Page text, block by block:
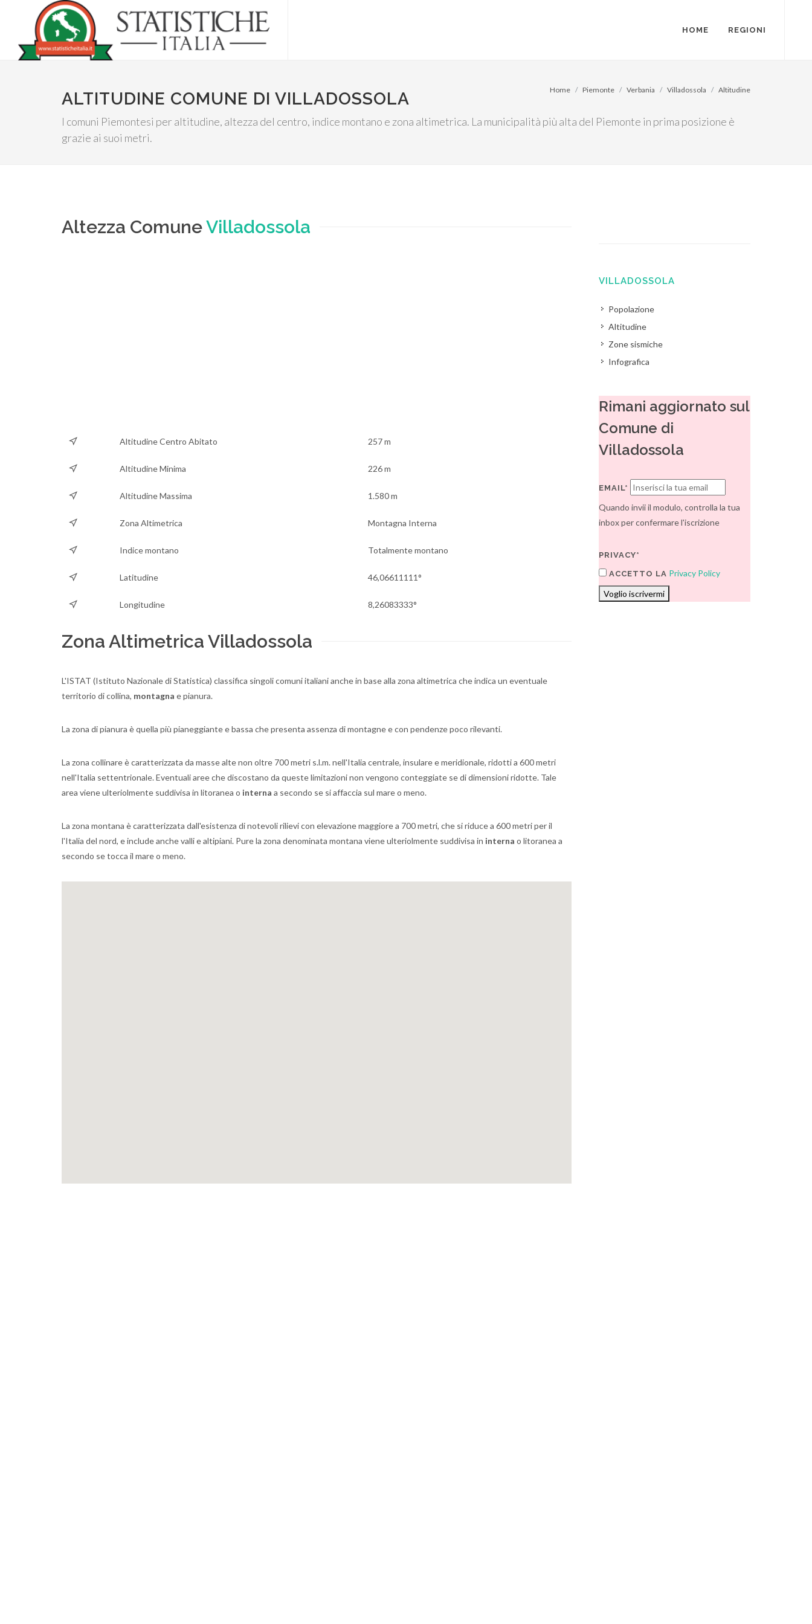
HOME REGIONI
ALTITUDINE COMUNE DI VILLADOSSOLA
I comuni Piemontesi per altitudine, altezza del centro, indice montano e zona altimetrica. La municipalità più alta del Piemonte in prima posizione è
grazie ai suoi metri.
Home Piemonte Verbania Villadossola Altitudine
Altezza ComuneVilladossola
Altitudine Centro Abitato 257 m
Altitudine Minima 226 m
Altitudine Massima 1.580 m
Zona Altimetrica Montagna Interna
Indice montano Totalmente montano
Latitudine 46,06611111°
Longitudine 8,26083333°
Zona Altimetrica Villadossola
L'ISTAT (Istituto Nazionale di Statistica) classifica singoli comuni italiani anche in base alla zona altimetrica che indica un eventuale
territorio di collina, montagna e pianura.
La zona di pianura è quella più pianeggiante e bassa che presenta assenza di montagne e con pendenze poco rilevanti.
La zona collinare è caratterizzata da masse alte non oltre 700 metri s.l.m. nell'Italia centrale, insulare e meridionale, ridotti a 600 metri
nell'Italia settentrionale. Eventuali aree che discostano da queste limitazioni non vengono conteggiate se di dimensioni ridotte. Tale
area viene ulteriolmente suddivisa in litoranea o interna a secondo se si affaccia sul mare o meno.
La zona montana è caratterizzata dall'esistenza di notevoli rilievi con elevazione maggiore a 700 metri, che si riduce a 600 metri per il
l'Italia del nord, e include anche valli e altipiani. Pure la zona denominata montana viene ulteriolmente suddivisa in interna o litoranea a
secondo se tocca il mare o meno.
VILLADOSSOLA
Popolazione
Altitudine
Zone sismiche
Infografica
Rimani aggiornato sul
Comune di
Villadossola
EMAIL*
Quando invii il modulo, controlla la tua
inbox per confermare l'iscrizione
PRIVACY*
ACCETTO LA Privacy Policy
Voglio iscrivermi